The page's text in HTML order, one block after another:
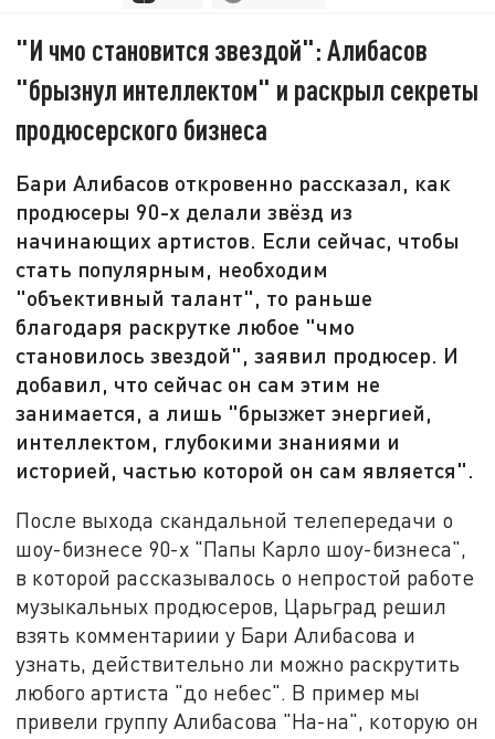
"И чмо становится звездой": Алибасов
"брызнул интеллектом" и раскрыл секреты
продюсерского бизнеса
Бари Алибасов откровенно рассказал, как
продюсеры 90-х делали звёзд из
начинающих артистов. Если сейчас, чтобы
стать популярным, необходим
"объективный талант", то раньше
благодаря раскрутке любое "чмо
становилось звездой", заявил продюсер. И
добавил, что сейчас он сам этим не
занимается, а лишь "брызжет энергией,
интеллектом, глубокими знаниями и
историей, частью которой он сам является".
После выхода скандальной телепередачи о
шоу-бизнесе 90-х "Папы Карло шоу-бизнеса",
в которой рассказывалось о непростой работе
музыкальных продюсеров, Царьград решил
взять комментариии у Бари Алибасова и
узнать, действительно ли можно раскрутить
любого артиста "до небес". В пример мы
привели группу Алибасова "На-на", которую он